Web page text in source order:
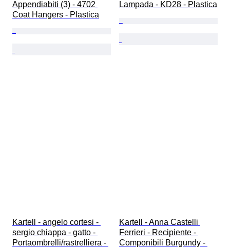
Appendiabiti (3) - 4702
Coat Hangers - Plastica
Lampada - KD28 - Plastica
Kartell - angelo cortesi -
sergio chiappa - gatto -
Portaombrelli/rastrelliera -
Kartell - Anna Castelli
Ferrieri - Recipiente -
Componibili Burgundy -